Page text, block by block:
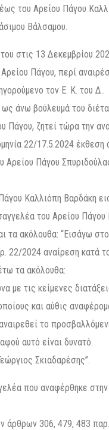
του Αρείου Πάγου
Βάλσαμου.
στις 13 Δεκεμβρίου
Πάγου, περί
τον Ε. Κ. του Δ..
άνω βούλευμά του
Πάγου, ζητεί τώρα την
22/17.5.2024
Αρείου Πάγου
Καλλιόπη Βαρδάκη
του Αρείου Πάγου
τα ακόλουθα: “Εισάγω
22/2024 αναίρεση κατά
τα ακόλουθα:
τις κείμενες
και αύθις
αναιρεθεί το
αυτό είναι δυνατό.
Σκιαδαρέσης”.
που αναφέρθηκε
άρθρων 306, 479, 483